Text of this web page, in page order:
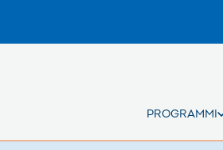
PROGRAMMI